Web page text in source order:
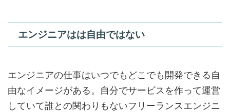
エンジニアはは自由ではない
エンジニアの仕事はいつでもどこでも開発できる自
由なイメージがある。自分でサービスを作って運営
していて誰との関わりもないフリーランスエンジニ